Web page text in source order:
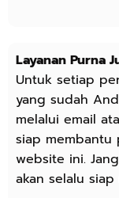
Layanan Purna
Untuk setiap
yang sudah
melalui email
siap membantu
website ini.
akan selalu